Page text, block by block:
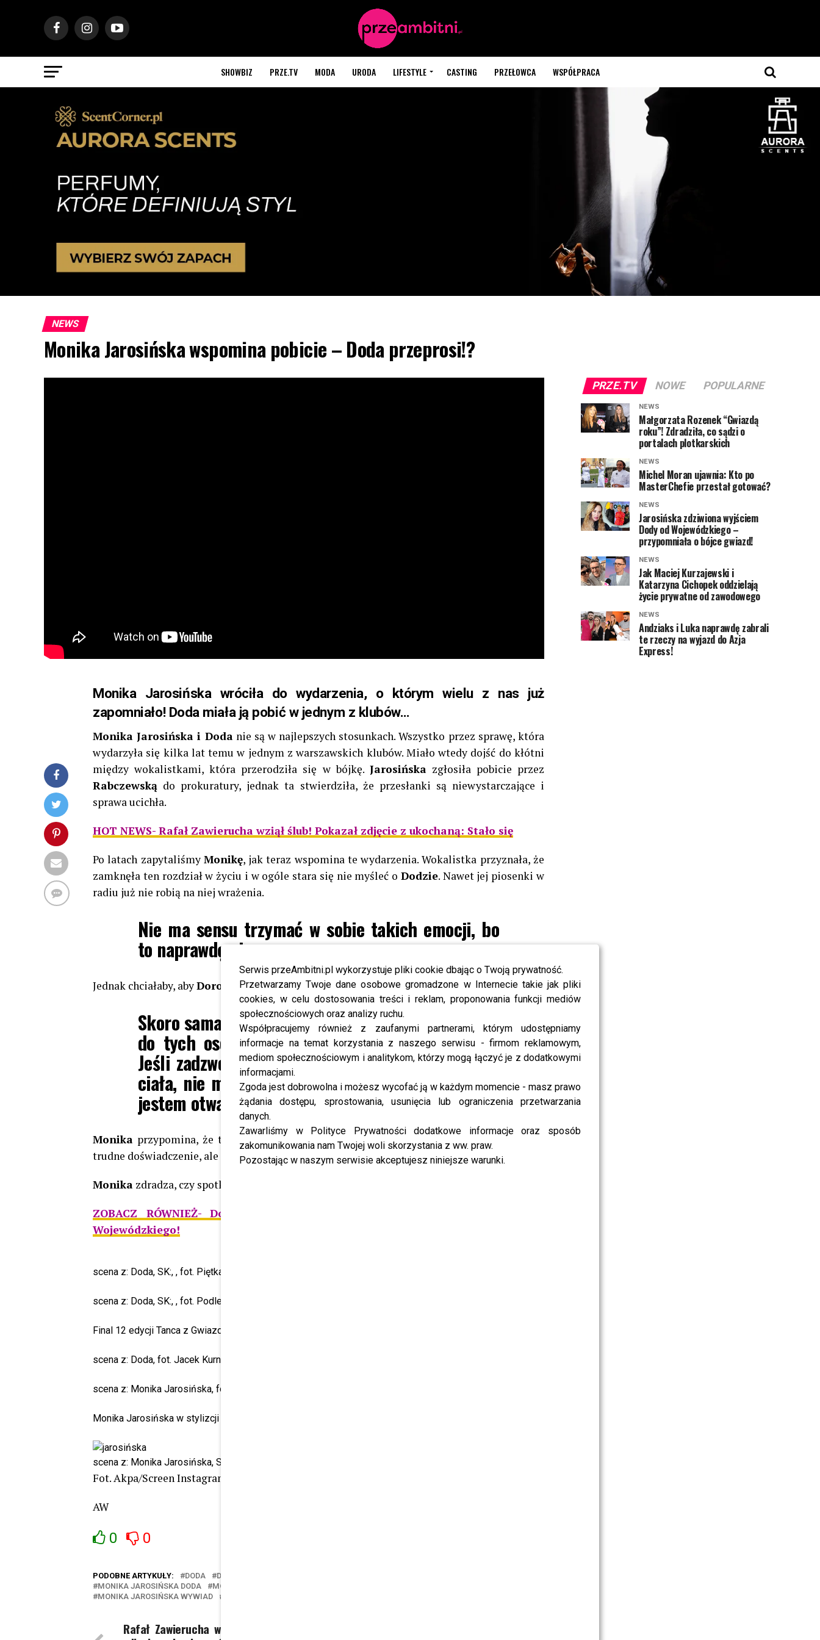
Serwis przeAmbitni.pl wykorzystuje pliki cookie dbając o Twoją prywatność.
Przetwarzamy Twoje dane osobowe gromadzone w Internecie takie jak pliki
cookies, w celu dostosowania treści i reklam, proponowania funkcji mediów
społecznościowych oraz analizy ruchu.
Współpracujemy również z zaufanymi partnerami, którym udostępniamy
informacje na temat korzystania z naszego serwisu - firmom reklamowym,
mediom społecznościowym i analitykom, którzy mogą łączyć je z dodatkowymi
informacjami.
Zgoda jest dobrowolna i możesz wycofać ją w każdym momencie - masz prawo
żądania dostępu, sprostowania, usunięcia lub ograniczenia przetwarzania
danych.
Zawarliśmy w Polityce Prywatności dodatkowe informacje oraz sposób
zakomunikowania nam Twojej woli skorzystania z ww. praw.
Pozostając w naszym serwisie akceptujesz niniejsze warunki.
SHOWBIZ PRZE.TV MODA URODA LIFESTYLE CASTING PRZEŁOWCA WSPÓŁPRACA
NEWS
Monika Jarosińska wspomina pobicie – Doda przeprosi!?
Monika Jarosińska wróciła do wydarzenia, o którym wielu z nas już
zapomniało! Doda miała ją pobić w jednym z klubów…
Monika Jarosińska i Doda nie są w najlepszych stosunkach. Wszystko przez sprawę, która
wydarzyła się kilka lat temu w jednym z warszawskich klubów. Miało wtedy dojść do kłótni
między wokalistkami, która przerodziła się w bójkę. Jarosińska zgłosiła pobicie przez
Rabczewską do prokuratury, jednak ta stwierdziła, że przesłanki są niewystarczające i
sprawa ucichła.
HOT NEWS- Rafał Zawierucha wziął ślub! Pokazał zdjęcie z ukochaną: Stało się
Po latach zapytaliśmy Monikę, jak teraz wspomina te wydarzenia. Wokalistka przyznała, że
zamknęła ten rozdział w życiu i w ogóle stara się nie myśleć o Dodzie. Nawet jej piosenki w
radiu już nie robią na niej wrażenia.
Nie ma sensu trzymać w sobie takich emocji, bo
to naprawdę nie ma sensu.
Jednak chciałaby, abyDorota odezwała się do niej, by mogły porozmawiać:
Skoro sama twierdzi, że chciałaby wyciągnąć rękę
do tych osób (…) ja nie mam z tym problemu.
Jeśli zadzwoni powie: słuchaj było minęło, dałam
ciała, nie ma sensu do tego wracać. Why not? Ja
jestem otwarta
Monika przypomina, że to ona była osobą zaatakowaną. Nie ukrywa, że było to niemiłe i
trudne doświadczenie, ale nie chce też rozdrapywać starych ran.
Monika zdradza, czy spotkały się po tych wydarzeniach! Odpowiedź w wideo!
ZOBACZ RÓWNIEŻ- Doda przerwała wywiad i wyszła – obraziło ją pytanie
Wojewódzkiego!
scena z: Doda, SK:, , fot. Piętka Mieszko/AKPA
scena z: Doda, SK:, , fot. Podlewski/AKPA
Final 12 edycji Tanca z Gwiazdami, 25.10.2021, fot.WBF/Cezary Piwowarski, na zdj. Doda
scena z: Doda, fot. Jacek Kurnikowski/AKPA
scena z: Monika Jarosińska, fot. Piętka Mieszko/AKPA
Monika Jarosińska w stylizcji La Mu.
scena z: Monika Jarosińska, SK:, , fot. Baranowski/AKPA
Fot. Akpa/Screen Instagram
AW
0 0
PODOBNE ARTYKUŁY: DODA DODA POBIŁA
MONIKA JAROSIŃSKA DODA
MONIKA JAROSIŃSKA DODA POBICIE
MONIKA JAROSIŃSKA WYWIAD
Rafał Zawierucha wziął ślub! Pokazał
PRZE.TV NOWE POPULARNE
NEWS
Małgorzata Rozenek “Gwiazdą
roku”! Zdradziła, co sądzi o
portalach plotkarskich
NEWS
Michel Moran ujawnia: Kto po
MasterChefie przestał gotować?
NEWS
Jarosińska zdziwiona wyjściem
Dody od Wojewódzkiego –
przypomniała o bójce gwiazd!
NEWS
Jak Maciej Kurzajewski i
Katarzyna Cichopek oddzielają
życie prywatne od zawodowego
NEWS
Andziaks i Luka naprawdę zabrali
te rzeczy na wyjazd do Azja
Express!